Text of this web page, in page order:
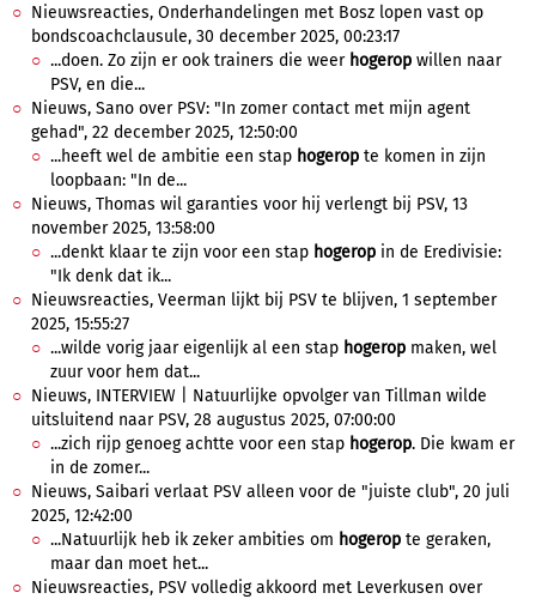
Nieuwsreacties, Onderhandelingen met Bosz lopen vast op
bondscoachclausule, 30 december 2025, 00:23:17
...doen. Zo zijn er ook trainers die weer hogerop willen naar
PSV, en die...
Nieuws, Sano over PSV: "In zomer contact met mijn agent
gehad", 22 december 2025, 12:50:00
...heeft wel de ambitie een stap hogerop te komen in zijn
loopbaan: "In de...
Nieuws, Thomas wil garanties voor hij verlengt bij PSV, 13
november 2025, 13:58:00
...denkt klaar te zijn voor een stap hogerop in de Eredivisie:
"Ik denk dat ik...
Nieuwsreacties, Veerman lijkt bij PSV te blijven, 1 september
2025, 15:55:27
...wilde vorig jaar eigenlijk al een stap hogerop maken, wel
zuur voor hem dat...
Nieuws, INTERVIEW | Natuurlijke opvolger van Tillman wilde
uitsluitend naar PSV, 28 augustus 2025, 07:00:00
...zich rijp genoeg achtte voor een stap hogerop. Die kwam er
in de zomer...
Nieuws, Saibari verlaat PSV alleen voor de "juiste club", 20 juli
2025, 12:42:00
...Natuurlijk heb ik zeker ambities om hogerop te geraken,
maar dan moet het...
Nieuwsreacties, PSV volledig akkoord met Leverkusen over